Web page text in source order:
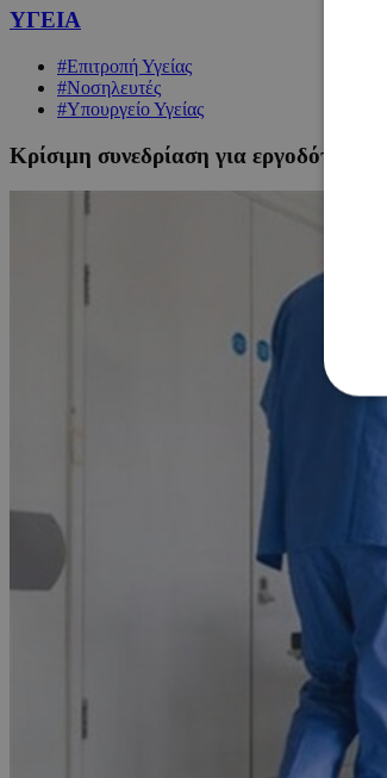
ΥΓΕΙΑ
#Επιτροπή Υγείας
#Νοσηλευτές
#Υπουργείο Υγείας
Κρίσιμη συνεδρίαση για εργοδότηση